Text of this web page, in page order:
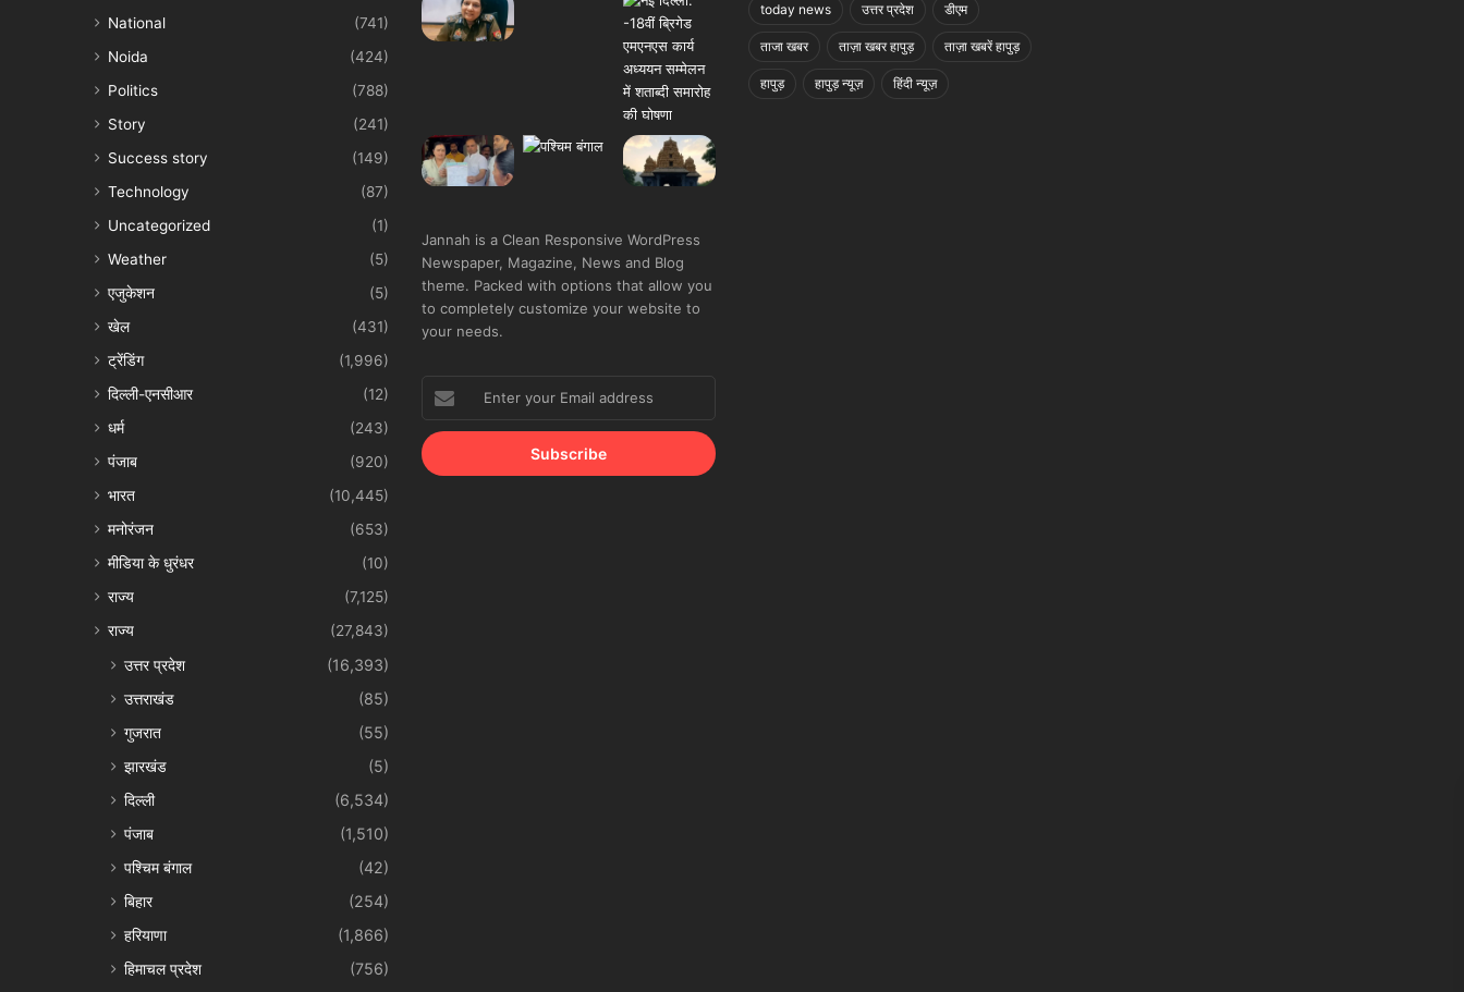
National
(741)
Noida
(424)
Politics
(788)
Story
(241)
Success story
(149)
Technology
(87)
Uncategorized
(1)
Weather
(5)
एजुकेशन
(5)
खेल
(431)
ट्रेंडिंग
(1,996)
दिल्ली-एनसीआर
(12)
धर्म
(243)
पंजाब
(920)
भारत
(10,445)
मनोरंजन
(653)
मीडिया के धुरंधर
(10)
राज्य
(7,125)
राज्य
(27,843)
उत्तर प्रदेश
(16,393)
उत्तराखंड
(85)
गुजरात
(55)
झारखंड
(5)
दिल्ली
(6,534)
पंजाब
(1,510)
पश्चिम बंगाल
(42)
बिहार
(254)
हरियाणा
(1,866)
हिमाचल प्रदेश
(756)
Jannah is a Clean Responsive WordPress
Newspaper, Magazine, News and Blog
theme. Packed with options that allow you
to completely customize your website to
your needs.
your
Email
address
today news उत्तर प्रदेश डीएम
ताजा खबर ताज़ा खबर हापुड़ ताज़ा खबरें हापुड़
हापुड़ हापुड़ न्यूज़ हिंदी न्यूज़